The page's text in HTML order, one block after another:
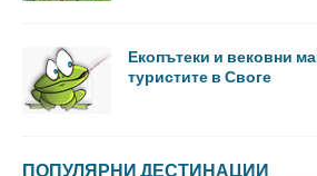
Екопътеки и вековни
туристите в Своге
ПОПУЛЯРНИ ДЕСТИНАЦИИ